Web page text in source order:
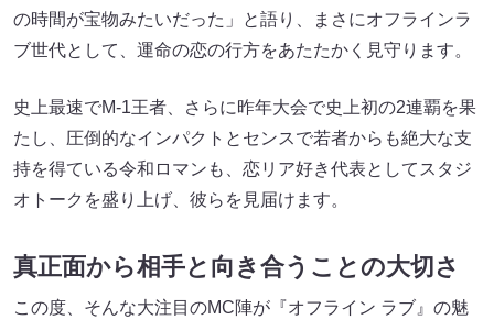
の時間が宝物みたいだった」と語り、まさにオフラインラ
ブ世代として、運命の恋の行方をあたたかく見守ります。
史上最速でM-1王者、さらに昨年大会で史上初の2連覇を果
たし、圧倒的なインパクトとセンスで若者からも絶大な支
持を得ている令和ロマンも、恋リア好き代表としてスタジ
オトークを盛り上げ、彼らを見届けます。
真正面から相手と向き合うことの大切さ
この度、そんな大注目のMC陣が『オフライン ラブ』の魅